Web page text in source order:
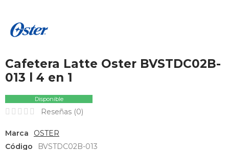
Cafetera Latte Oster BVSTDC02B-
013 l 4 en 1
Disponible
Reseñas (0)
Marca
OSTER
Código
BVSTDC02B-013